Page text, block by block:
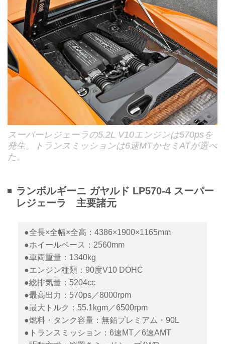
スーパーレジェーラの5.2L V10エンジンは570psを
発生。トランスミッションは6速MTかセミATが選べ
た。
ランボルギーニ ガヤルド LP570-4 スーパー
レジェーラ 主要諸元
●全長×全幅×全高：4386×1900×1165mm
●ホイールベース：2560mm
●車両重量：1340kg
●エンジン種類：90度V10 DOHC
●総排気量：5204cc
●最高出力：570ps／8000rpm
●最大トルク：55.1kgm／6500rpm
●燃料・タンク容量：無鉛プレミアム・90L
●トランスミッション：6速MT／6速AMT